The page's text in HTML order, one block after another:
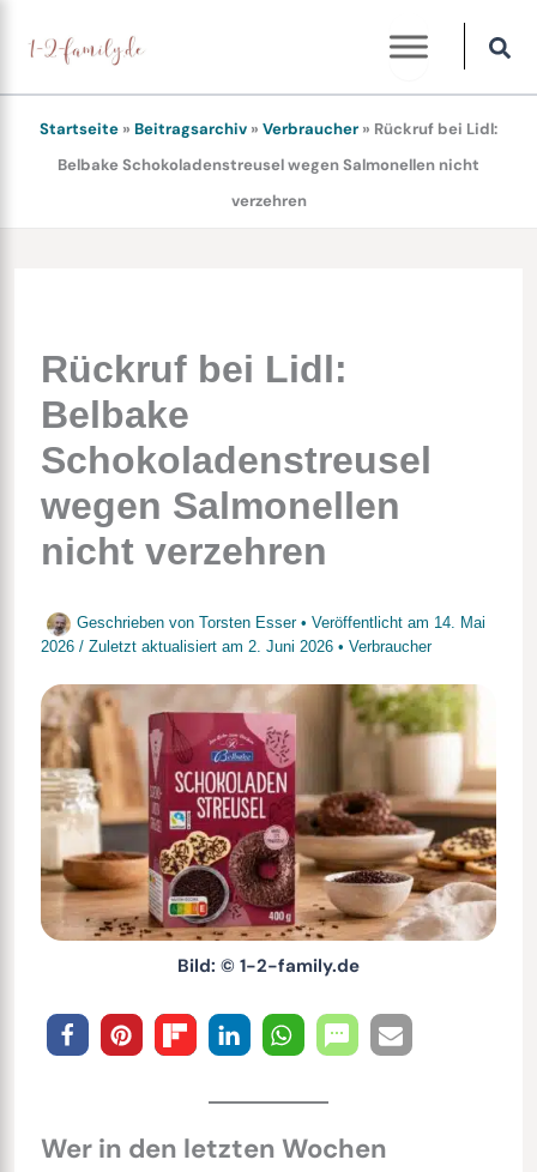
Inhalt
springen
Startseite » Beitragsarchiv » Verbraucher » Rückruf bei Lidl:
Belbake Schokoladenstreusel wegen Salmonellen nicht
verzehren
Rückruf bei Lidl:
Belbake
Schokoladenstreusel
wegen Salmonellen
nicht verzehren
Geschrieben von Torsten Esser • Veröffentlicht am 14. Mai
2026 / Zuletzt aktualisiert am 2. Juni 2026• Verbraucher
Bild: © 1-2-family.de
Wer in den letzten Wochen